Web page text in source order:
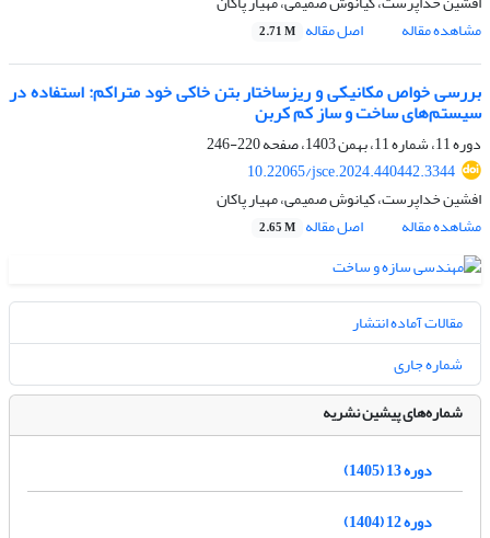
مشاهده مقاله
اصل مقاله 2.71 M
بررسی خواص مکانیکی و ریزساختار بتن خاکی خود متراکم: استفاده در
سیستم‌های ساخت و ساز کم کربن
دوره 11، شماره 11، بهمن 1403، صفحه
220-246
10.22065/jsce.2024.440442.3344
افشین خداپرست، کیانوش صمیمی، مهیار پاکان
مشاهده مقاله
اصل مقاله 2.65 M
مقالات آماده انتشار
شماره جاری
شماره‌های پیشین نشریه
دوره 13 (1405)
دوره 12 (1404)